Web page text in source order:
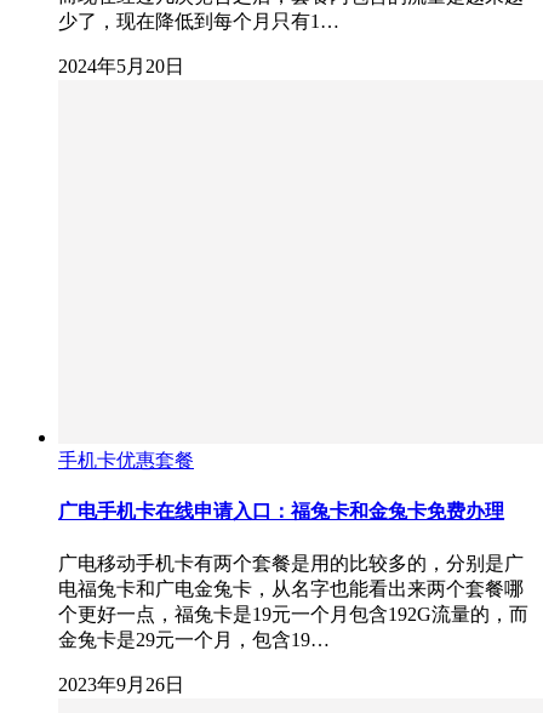
少了，现在降低到每个月只有1…
2024年5月20日
手机卡优惠套餐
广电手机卡在线申请入口：福兔卡和金兔卡免费办理
广电移动手机卡有两个套餐是用的比较多的，分别是广
电福兔卡和广电金兔卡，从名字也能看出来两个套餐哪
个更好一点，福兔卡是19元一个月包含192G流量的，而
金兔卡是29元一个月，包含19…
2023年9月26日